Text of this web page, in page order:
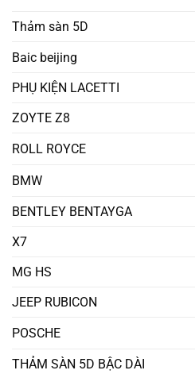
Thảm sàn 5D
Baic beijing
PHỤ KIỆN LACETTI
ZOYTE Z8
ROLL ROYCE
BMW
BENTLEY BENTAYGA
X7
MG HS
JEEP RUBICON
POSCHE
THẢM SÀN 5D BẬC DÀI